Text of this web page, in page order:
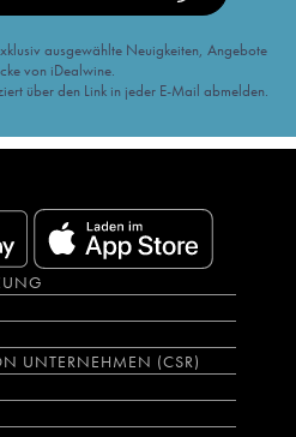
ausgewählte Neuigkeiten, Angebote
von iDealwine.
über den Link in jeder E-Mail abmelden.
UNTERNEHMEN (CSR)